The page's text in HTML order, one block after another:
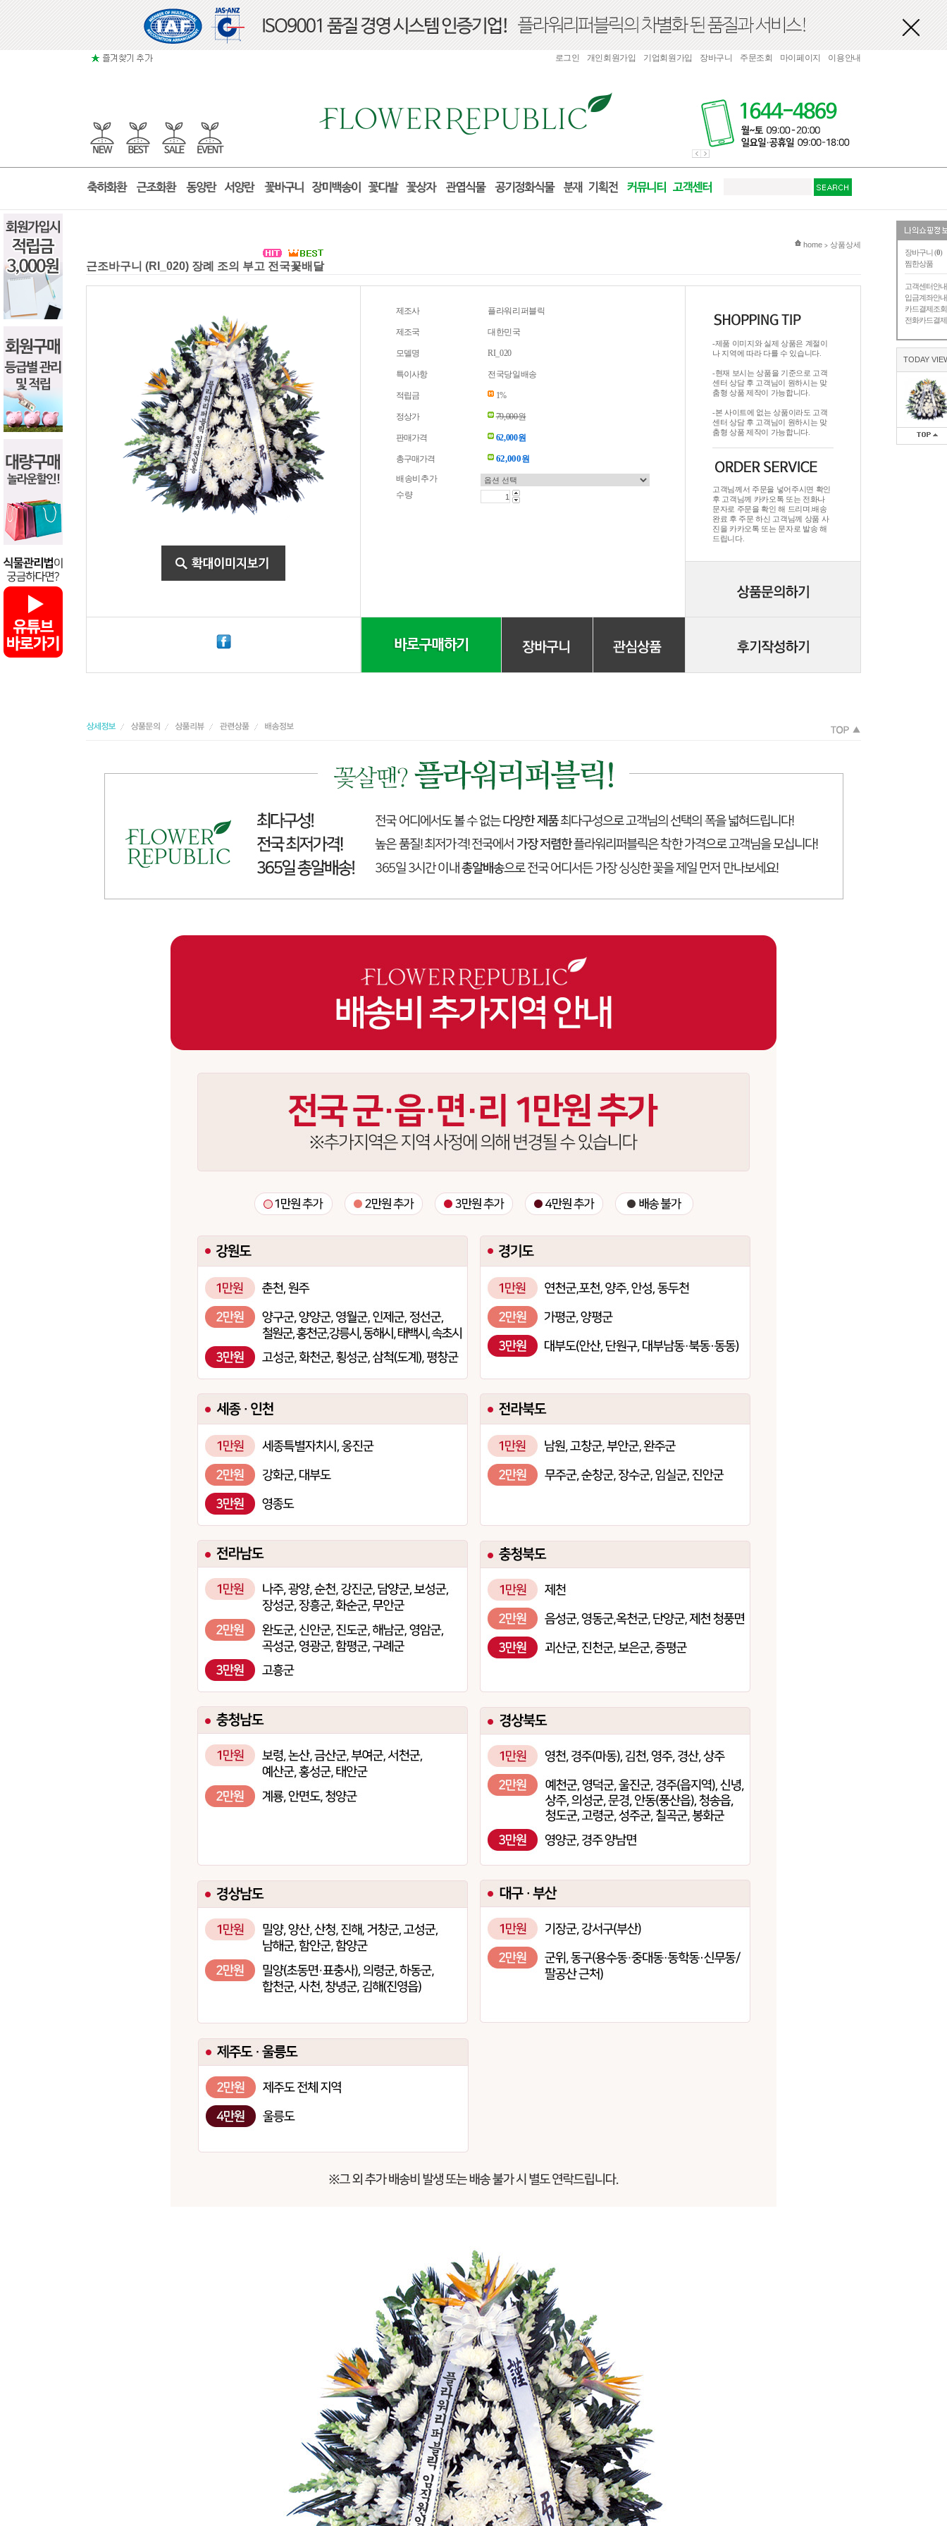
장바구니 (0)
찜한상품
고객센터안내
입금계좌안내
카드결제조회
전화카드결제
TODAY
로그인 개인회원가입 기업회원가입 장바구니 주문조회 마이페이지 이용안내
현재 위치
home > 상품상세
근조바구니 (RI_020) 장례 조의 부고 전국꽃배달
제조사 플라워리퍼블릭
제조국 대한민국
모델명 RI_020
특이사항 전국당일배송
적립금 1%
정상가 79,000원
판매가격 62,000원
총구매가격 62,000원
배송비추가
수량
-제품 이미지와 실제 상품은 계절이
나 지역에 따라 다를 수 있습니다.
-현재 보시는 상품을 기준으로 고객
센터 상담 후 고객님이 원하시는 맞
춤형 상품 제작이 가능합니다.
-본 사이트에 없는 상품이라도 고객
센터 상담 후 고객님이 원하시는 맞
춤형 상품 제작이 가능합니다.
고객님께서 주문을 넣어주시면 확인
후 고객님께 카카오톡 또는 전화나
문자로 주문을 확인 해 드리며.배송
완료 후 주문 하신 고객님께 상품 사
진을 카카오톡 또는 문자로 발송 해
드립니다.